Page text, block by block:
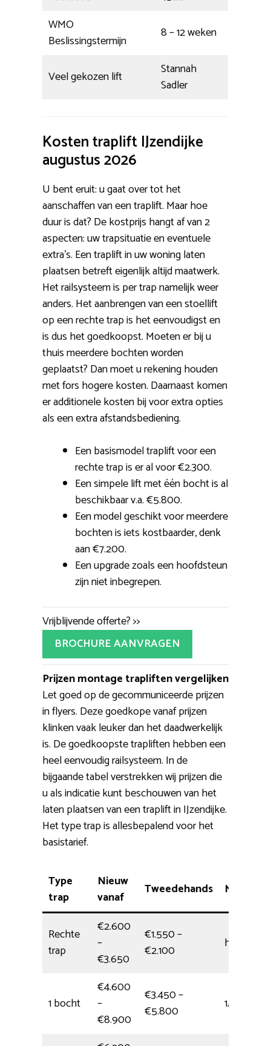
WMO
Beslissingstermijn
8 – 12 weken
Veel gekozen lift
Stannah
Sadler
Kosten traplift IJzendijke
augustus 2026
U bent eruit: u gaat over tot het
aanschaffen van een traplift. Maar hoe
duur is dat? De kostprijs hangt af van 2
aspecten: uw trapsituatie en eventuele
extra’s. Een traplift in uw woning laten
plaatsen betreft eigenlijk altijd maatwerk.
Het railsysteem is per trap namelijk weer
anders. Het aanbrengen van een stoellift
op een rechte trap is het eenvoudigst en
is dus het goedkoopst. Moeten er bij u
thuis meerdere bochten worden
geplaatst? Dan moet u rekening houden
met fors hogere kosten. Daarnaast komen
er additionele kosten bij voor extra opties
als een extra afstandsbediening.
Een basismodel traplift voor een
rechte trap is er al voor €2.300.
Een simpele lift met één bocht is al
beschikbaar v.a. €5.800.
Een model geschikt voor meerdere
bochten is iets kostbaarder, denk
aan €7.200.
Een upgrade zoals een hoofdsteun
zijn niet inbegrepen.
Vrijblijvende offerte? >>
BROCHURE AANVRAGEN
Prijzen montage trapliften vergelijken
Let goed op de gecommuniceerde prijzen
in flyers. Deze goedkope vanaf prijzen
klinken vaak leuker dan het daadwerkelijk
is. De goedkoopste trapliften hebben een
heel eenvoudig railsysteem. In de
bijgaande tabel verstrekken wij prijzen die
u als indicatie kunt beschouwen van het
laten plaatsen van een traplift in IJzendijke.
Het type trap is allesbepalend voor het
basistarief.
Type
trap
Nieuw
vanaf
Tweedehands Montage
Rechte
trap
€2.600
–
€3.650
€1.550 –
€2.100
halve dag
1 bocht
€4.600
–
€8.900
€3.450 –
€5.800
1/2 dag